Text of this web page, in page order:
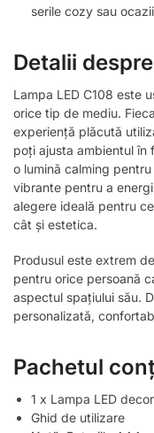
serile cozy sau
Detalii
Lampa LED C108 este
orice tip de mediu.
experiență plăcută
poți ajusta ambientul în
o lumină calming
vibrante pentru a
alegere ideală pentru
cât și estetica.
Produsul este extrem
pentru orice persoană
aspectul spațiului său.
personalizată,
Pachetul
1 x Lampa LED
Ghid de utilizare